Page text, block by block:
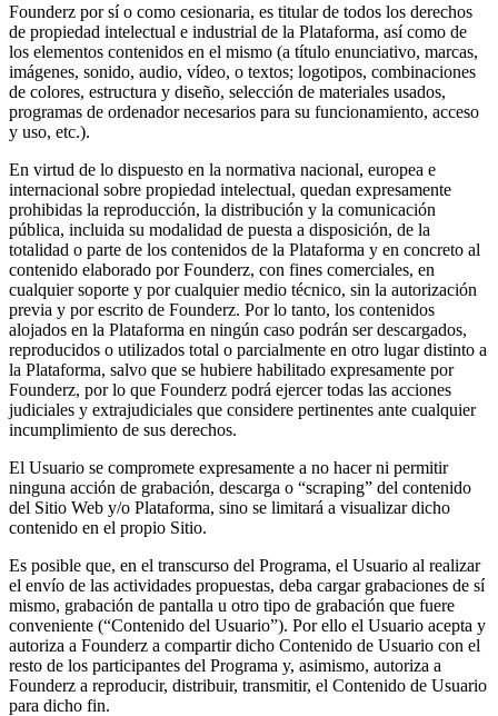
Founderz por sí o como cesionaria, es titular de todos los derechos
de propiedad intelectual e industrial de la Plataforma, así como de
los elementos contenidos en el mismo (a título enunciativo, marcas,
imágenes, sonido, audio, vídeo, o textos; logotipos, combinaciones
de colores, estructura y diseño, selección de materiales usados,
programas de ordenador necesarios para su funcionamiento, acceso
y uso, etc.).
En virtud de lo dispuesto en la normativa nacional, europea e
internacional sobre propiedad intelectual, quedan expresamente
prohibidas la reproducción, la distribución y la comunicación
pública, incluida su modalidad de puesta a disposición, de la
totalidad o parte de los contenidos de la Plataforma y en concreto al
contenido elaborado por Founderz, con fines comerciales, en
cualquier soporte y por cualquier medio técnico, sin la autorización
previa y por escrito de Founderz. Por lo tanto, los contenidos
alojados en la Plataforma en ningún caso podrán ser descargados,
reproducidos o utilizados total o parcialmente en otro lugar distinto a
la Plataforma, salvo que se hubiere habilitado expresamente por
Founderz, por lo que Founderz podrá ejercer todas las acciones
judiciales y extrajudiciales que considere pertinentes ante cualquier
incumplimiento de sus derechos.
El Usuario se compromete expresamente a no hacer ni permitir
ninguna acción de grabación, descarga o “scraping” del contenido
del Sitio Web y/o Plataforma, sino se limitará a visualizar dicho
contenido en el propio Sitio.
Es posible que, en el transcurso del Programa, el Usuario al realizar
el envío de las actividades propuestas, deba cargar grabaciones de sí
mismo, grabación de pantalla u otro tipo de grabación que fuere
conveniente (“Contenido del Usuario”). Por ello el Usuario acepta y
autoriza a Founderz a compartir dicho Contenido de Usuario con el
resto de los participantes del Programa y, asimismo, autoriza a
Founderz a reproducir, distribuir, transmitir, el Contenido de Usuario
para dicho fin.